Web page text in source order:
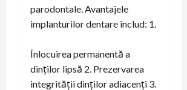
parodontale. Avantajele
implanturilor dentare includ: 1.
Înlocuirea permanentă a
dinților lipsă 2. Prezervarea
integrității dinților adiacenți 3.